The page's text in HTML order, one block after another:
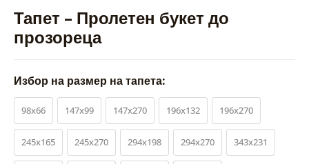
Тапет – Пролетен букет до
прозореца
Избор на размер на тапета:
98x66 147x99 147x270 196x132 196x270
245x165 245x270 294x198 294x270 343x231